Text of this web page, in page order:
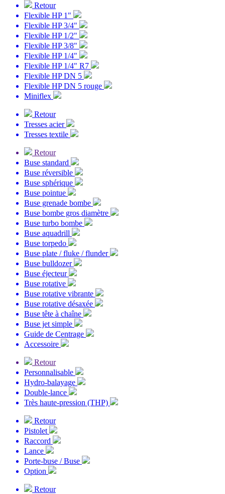
Retour
Flexible HP 1"
Flexible HP 3/4"
Flexible HP 1/2"
Flexible HP 3/8"
Flexible HP 1/4"
Flexible HP 1/4" R7
Flexible HP DN 5
Flexible HP DN 5 rouge
Miniflex
Retour
Tresses acier
Tresses textile
Retour
Buse standard
Buse réversible
Buse sphérique
Buse pointue
Buse grenade bombe
Buse bombe gros diamètre
Buse turbo bombe
Buse aquadrill
Buse torpedo
Buse plate / fluke / flunder
Buse bulldozer
Buse éjecteur
Buse rotative
Buse rotative vibrante
Buse rotative désaxée
Buse tête à chaîne
Buse jet simple
Guide de Centrage
Accessoire
Retour
Personnalisable
Hydro-balayage
Double-lance
Très haute-pression (THP)
Retour
Pistolet
Raccord
Lance
Porte-buse / Buse
Option
Retour